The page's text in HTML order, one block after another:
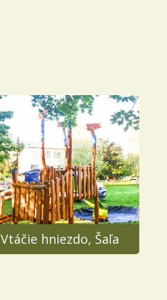
Vtáčie hniezdo, Šaľa